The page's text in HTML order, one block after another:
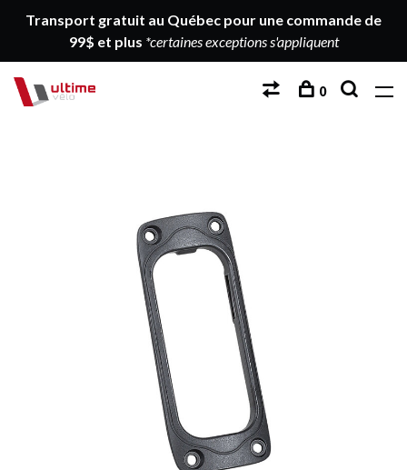
Transport gratuit au Québec pour une commande de
99$ et plus *certaines exceptions s'appliquent
0